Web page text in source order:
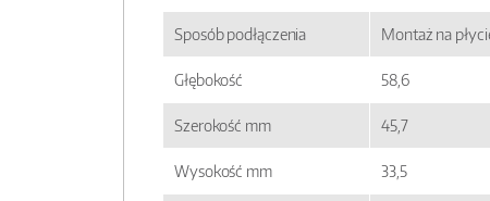
Sposób podłączenia Montaż na
Głębokość 58,6
Szerokość mm 45,7
Wysokość mm 33,5